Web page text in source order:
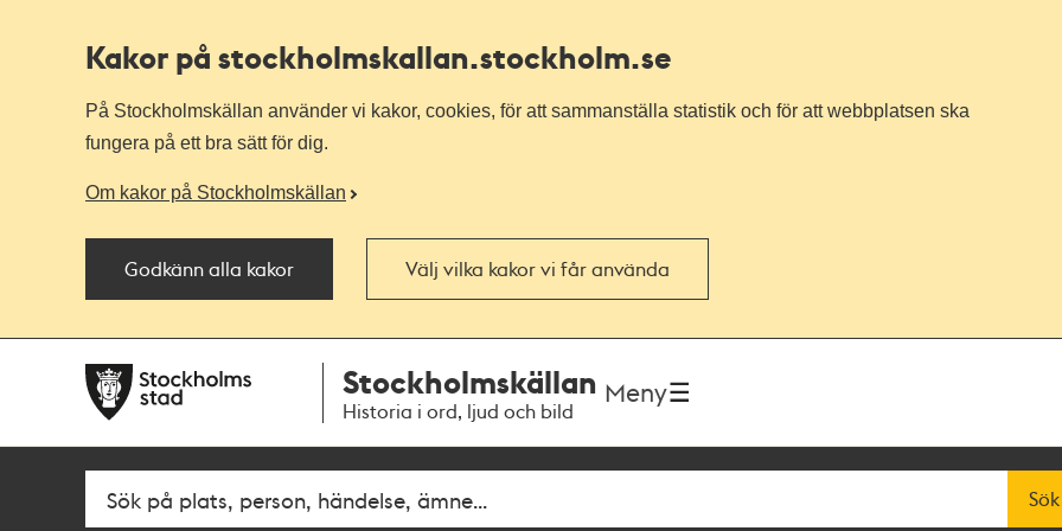
Kakor på stockholmskallan.stockholm.se
På Stockholmskällan använder vi kakor, cookies, för att sammanställa statistik och för att webbplatsen ska
fungera på ett bra sätt för dig.
Om kakor på Stockholmskällan
Godkänn alla kakor Välj vilka kakor vi får använda
navigationen
huvudinnehållet
Stockholmskällan
Historia i ord, ljud och bild
Meny
Fritextsök Sök